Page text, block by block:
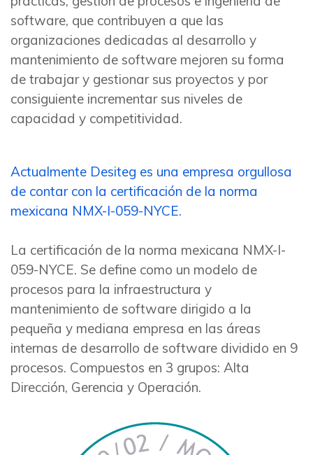
software, que contribuyen a que las
organizaciones dedicadas al desarrollo y
mantenimiento de software mejoren su forma
de trabajar y gestionar sus proyectos y por
consiguiente incrementar sus niveles de
capacidad y competitividad.
Actualmente Desiteg es una empresa orgullosa
de contar con la certificación de la norma
mexicana NMX-I-059-NYCE.
La certificación de la norma mexicana NMX-I-
059-NYCE. Se define como un modelo de
procesos para la infraestructura y
mantenimiento de software dirigido a la
pequeña y mediana empresa en las áreas
internas de desarrollo de software dividido en 9
procesos. Compuestos en 3 grupos: Alta
Dirección, Gerencia y Operación.